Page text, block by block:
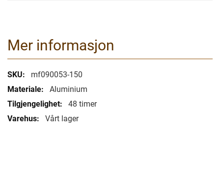
Mer informasjon
Mer
informasjon
mf090053-150
Aluminium
48 timer
Vårt lager